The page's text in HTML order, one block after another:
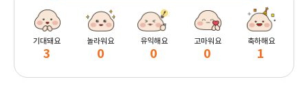
기대돼요
3
놀라워요
0
유익해요
0
고마워요
0
축하해요
1